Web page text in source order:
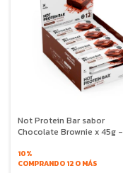
Not Protein Bar sabor
Chocolate Brownie x 45g -
10%
COMPRANDO 12 O MÁS